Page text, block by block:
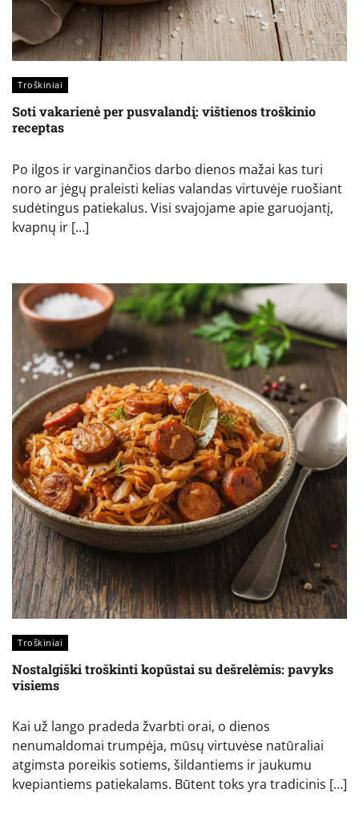
Troškiniai
Soti vakarienė per pusvalandį: vištienos troškinio
receptas
Po ilgos ir varginančios darbo dienos mažai kas turi
noro ar jėgų praleisti kelias valandas virtuvėje ruošiant
sudėtingus patiekalus. Visi svajojame apie garuojantį,
kvapnų ir […]
Troškiniai
Nostalgiški troškinti kopūstai su dešrelėmis: pavyks
visiems
Kai už lango pradeda žvarbti orai, o dienos
nenumaldomai trumpėja, mūsų virtuvėse natūraliai
atgimsta poreikis sotiems, šildantiems ir jaukumu
kvepiantiems patiekalams. Būtent toks yra tradicinis […]